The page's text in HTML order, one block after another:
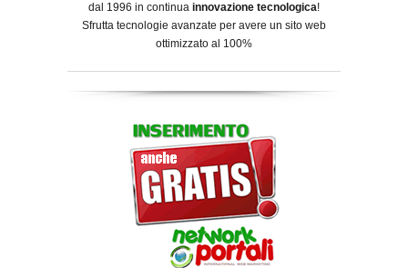
dal 1996 in continua innovazione tecnologica!
Sfrutta tecnologie avanzate per avere un sito web
ottimizzato al 100%